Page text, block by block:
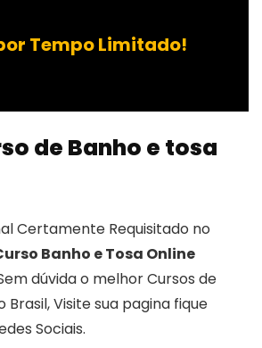
Tempo Limitado!
de Banho e tosa
Certamente Requisitado no
Banho e Tosa Online
dúvida o melhor Cursos de
Brasil, Visite sua pagina fique
Sociais.